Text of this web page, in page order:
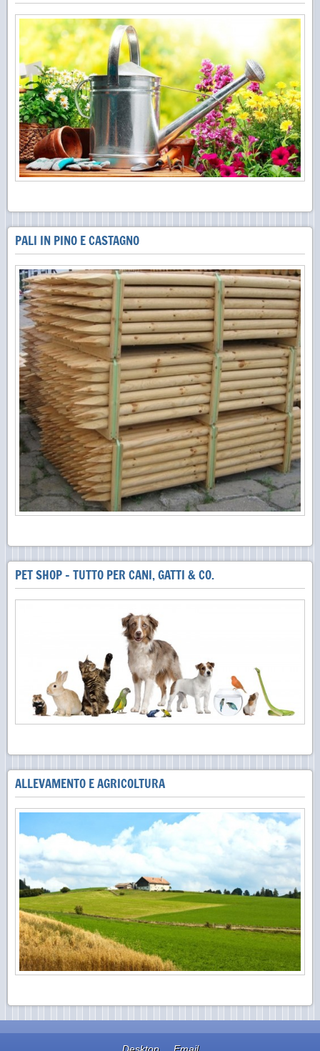
PALI IN PINO E CASTAGNO
PET SHOP - TUTTO PER CANI, GATTI & CO.
ALLEVAMENTO E AGRICOLTURA
Desktop Email